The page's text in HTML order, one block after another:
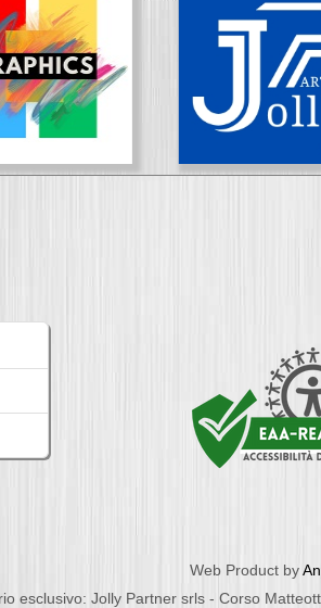
Web Product by
esclusivo: Jolly Partner srls - Corso